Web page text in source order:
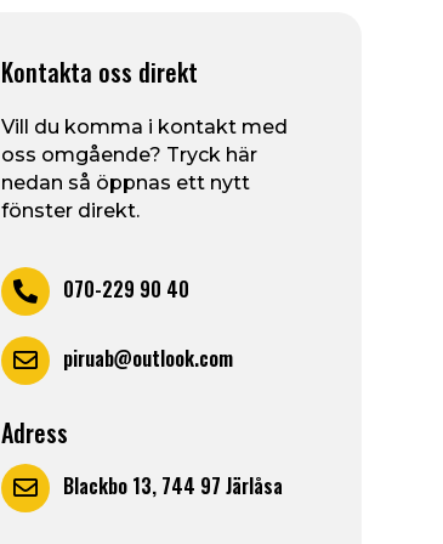
Kontakta oss direkt
Vill du komma i kontakt med
oss omgående? Tryck här
nedan så öppnas ett nytt
fönster direkt.
 070-229 90 40
 piruab@outlook.com
Adress
 Blackbo 13, 744 97 Järlåsa